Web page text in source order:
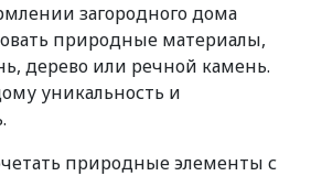
загородного дома
природные материалы,
дерево или речной камень.
уникальность и
природные элементы с